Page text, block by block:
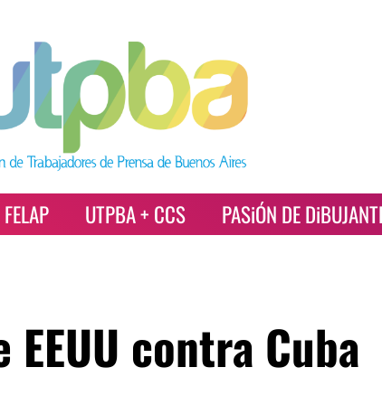
FELAP UTPBA + CCS PASiÓN DE
contra Cuba